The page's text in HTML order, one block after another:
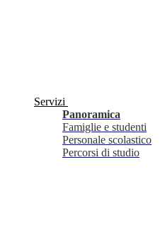
Servizi
Panoramica
Famiglie e studenti
Personale scolastico
Percorsi di studio